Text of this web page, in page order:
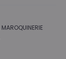
MAROQUINERIE